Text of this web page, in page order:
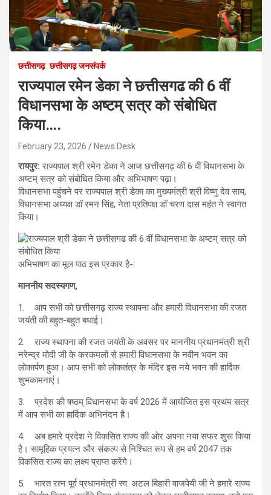
छत्तीसगढ़ छत्तीसगढ़ जनसंपर्क
राज्यपाल रमेन डेका ने छत्तीसगढ की 6 वीं
विधानसभा के अष्टम् सत्र को संबोधित
किया….
February 23, 2026 News Desk
रायपुर:राज्यपाल श्री रमेन डेका ने आज छत्तीसगढ़ की 6 वीं विधानसभा के
अष्टम् सत्र को संबोधित किया और अभिभाषण पढ़ा।
विधानसभा पहुंचने पर राज्यपाल श्री डेका का मुख्यमंत्री श्री विष्णु देव साय,
विधानसभा अध्यक्ष डॉ रमन सिंह, नेता प्रतिपक्ष डॉ चरण दास महंत ने स्वागत
किया।
अभिभाषण का मूल पाठ इस प्रकार है-:
माननीय सदस्यगण,
1. आप सभी को छत्तीसगढ़ राज्य स्थापना और हमारी विधानसभा की रजत
जयंती की बहुत-बहुत बधाई।
2. राज्य स्थापना की रजत जयंती के अवसर पर माननीय प्रधानमंत्री श्री
नरेन्द्र मोदी जी के करकमलों से हमारी विधानसभा के नवीन भवन का
लोकार्पण हुआ। आप सभी को लोकतंत्र के मंदिर इस नये भवन की हार्दिक
शुभकामनाएं।
3. प्रदेश की षष्ठम् विधानसभा के वर्ष 2026 में आयोजित इस प्रथम सत्र
में आप सभी का हार्दिक अभिनंदन है।
4. अब हमारे प्रदेश ने विकसित राज्य की ओर अपना नया सफर शुरू किया
है। सामूहिक प्रयत्न और संकल्प से निश्चित रूप से हम वर्ष 2047 तक
विकसित राज्य का लक्ष्य प्राप्त करेंगे।
5. भारत रत्न पूर्व प्रधानमंत्री स्व. अटल बिहारी वाजपेयी जी ने हमारे राज्य